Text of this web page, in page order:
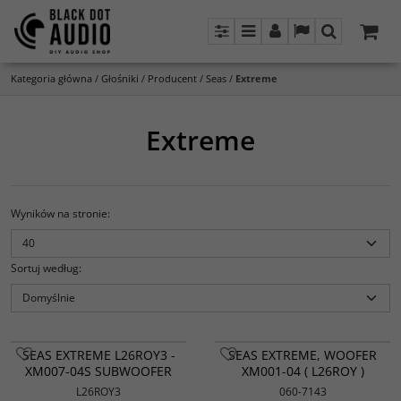
PanelMenuPanel LangSzukaj
Kategoria główna / Głośniki / Producent / Seas / Extreme
Extreme
Wyników na stronie:
Sortuj według:
SEAS EXTREME L26ROY3 -
XM007-04S SUBWOOFER
L26ROY3
SEAS EXTREME, WOOFER
XM001-04 ( L26ROY )
060-7143